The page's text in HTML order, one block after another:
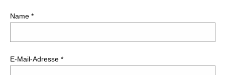
Name *
E-Mail-Adresse *